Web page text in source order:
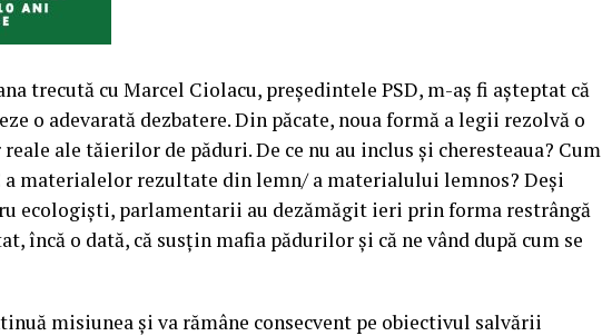
trecută cu Marcel Ciolacu, preşedintele PSD, m-aş fi aşteptat că
o adevarată dezbatere. Din păcate, noua formă a legii rezolvă o
ale tăierilor de păduri. De ce nu au inclus şi cheresteaua? Cum
a materialelor rezultate din lemn/ a materialului lemnos? Deși
ecologiști, parlamentarii au dezămăgit ieri prin forma restrângă
încă o dată, că susţin mafia pădurilor și că ne vând după cum se
misiunea şi va rămâne consecvent pe obiectivul salvării